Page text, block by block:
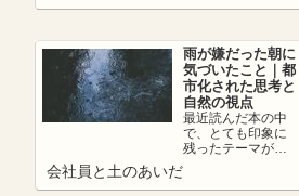
事を頑張って、帰
雨が嫌だった朝に
気づいたこと｜都
市化された思考と
自然の視点
最近読んだ本の中
で、とても印象に
残ったテーマがあ
ります。それは、
会社員と土のあいだ